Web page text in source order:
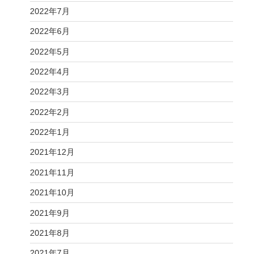
2022年7月
2022年6月
2022年5月
2022年4月
2022年3月
2022年2月
2022年1月
2021年12月
2021年11月
2021年10月
2021年9月
2021年8月